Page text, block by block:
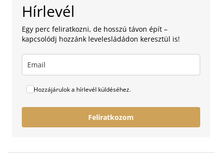
Hírlevél
Egy perc feliratkozni, de hosszú távon épít –
kapcsolódj hozzánk levelesládádon keresztül is!
Hozzájárulok a hírlevél küldéséhez.
Feliratkozom